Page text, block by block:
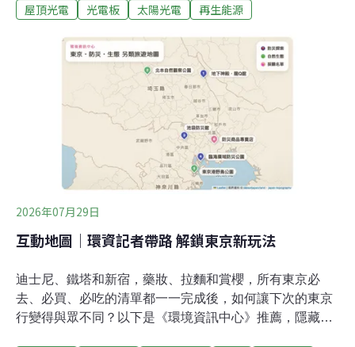
台灣科技媒體中心29日邀請專家提供見解。《環境資訊中
麼？《建築物設置太陽光電發電設備標準》8月1日起生
效，規定新建、增建或改建之建築面積達1000平方公尺
（約300坪）以上的建築物，每20平方公尺（約6坪）應裝
設1瓩（kW）的太陽光電設備。2023年《再生能源條例》
修正通過，建物新增或改建達一定規模須裝設光電。內政
部與經濟部遂在2025年底共同發布《建築物設置太陽光電
發電設備標準》，明確訂出應裝設光電的建築面積與光電
設置容量。新制將於2026年8月1日正式生效。法規雖未言
屋頂是建築最常光
屋頂光電 光電板 太陽光電 再生能源
2026年07月29日
互動地圖｜環資記者帶路 解鎖東京新玩法
迪士尼、鐵塔和新宿，藥妝、拉麵和賞櫻，所有東京必
去、必買、必吃的清單都一一完成後，如何讓下次的東京
行變得與眾不同？以下是《環境資訊中心》推薦，隱藏在